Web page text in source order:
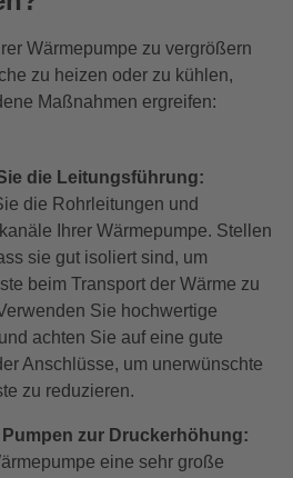
Wärmepumpe zu vergrößern
zu heizen oder zu kühlen,
Maßnahmen ergreifen:
die Leitungsführung:
die Rohrleitungen und
Ihrer Wärmepumpe. Stellen
sie gut isoliert sind, um
beim Transport der Wärme zu
Sie hochwertige
achten Sie auf eine gute
Anschlüsse, um unerwünschte
zu reduzieren.
Pumpen zur Druckerhöhung:
eine sehr große